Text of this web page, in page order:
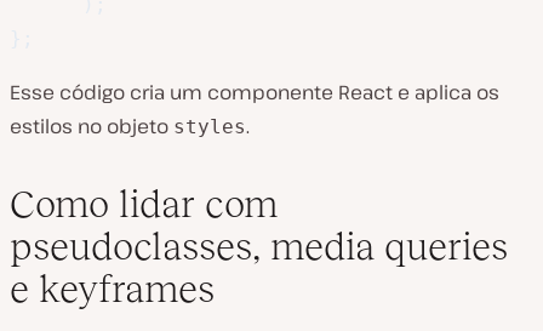
Esse código cria um componente React e aplica os
estilos no objeto styles.
Como lidar com
pseudoclasses, media queries
e keyframes